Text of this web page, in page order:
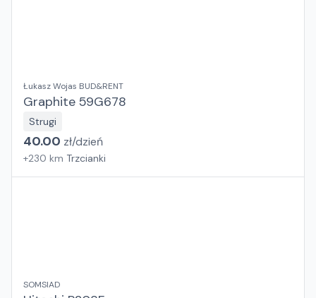
Łukasz Wojas BUD&RENT
Graphite 59G678
Strugi
40.00 zł/dzień
+230 km Trzcianki
SOMSIAD